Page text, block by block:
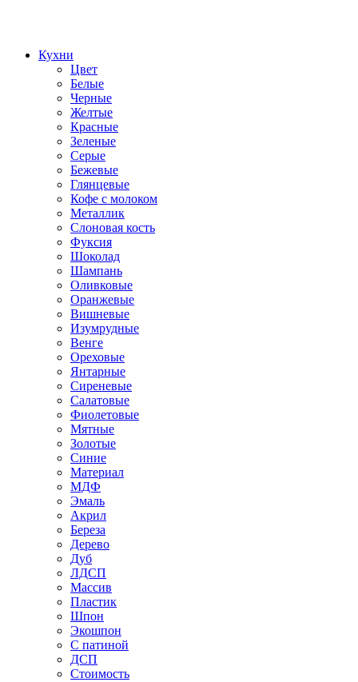
Кухни
Цвет
Белые
Черные
Желтые
Красные
Зеленые
Серые
Бежевые
Глянцевые
Кофе с молоком
Металлик
Слоновая кость
Фуксия
Шоколад
Шампань
Оливковые
Оранжевые
Вишневые
Изумрудные
Венге
Ореховые
Янтарные
Сиреневые
Салатовые
Фиолетовые
Мятные
Золотые
Синие
Материал
МДФ
Эмаль
Акрил
Береза
Дерево
Дуб
ЛДСП
Массив
Пластик
Шпон
Экошпон
С патиной
ДСП
Стоимость